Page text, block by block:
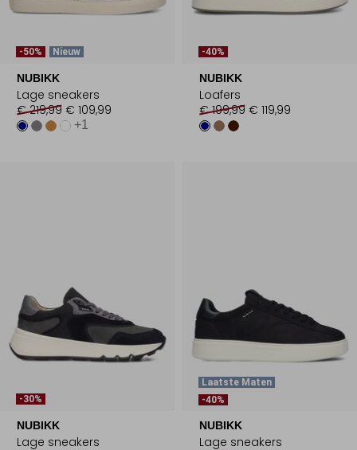
-50% Nieuw
NUBIKK
Lage sneakers
€ 219,99 € 109,99
+1
-40%
NUBIKK
Loafers
€ 199,99 € 119,99
-30%
NUBIKK
Lage sneakers
Laatste Maten
-40%
NUBIKK
Lage sneakers